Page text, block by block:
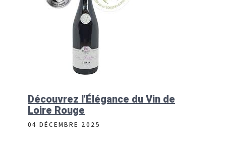
Découvrez l’Élégance du Vin de
Loire Rouge
04 DÉCEMBRE 2025